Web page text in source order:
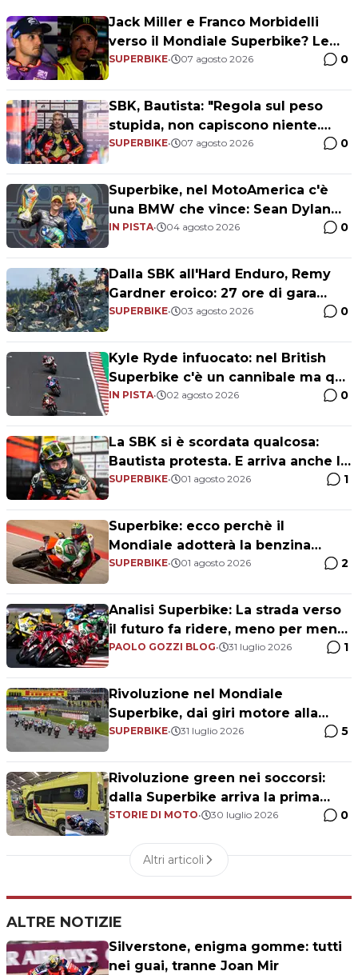
Jack Miller e Franco Morbidelli
verso il Mondiale Superbike? Le
risposte dei piloti
SUPERBIKE• 07 agosto 2026 0
SBK, Bautista: "Regola sul peso
stupida, non capiscono niente.
Futuro? Dipende dai risultati"
SUPERBIKE• 07 agosto 2026 0
Superbike, nel MotoAmerica c'è
una BMW che vince: Sean Dylan
Kelly sogna il titolo
IN PISTA• 04 agosto 2026 0
Dalla SBK all'Hard Enduro, Remy
Gardner eroico: 27 ore di gara
nella Red Bull Romaniacs
SUPERBIKE• 03 agosto 2026 0
Kyle Ryde infuocato: nel British
Superbike c'è un cannibale ma qui
si divertono tutti
IN PISTA• 02 agosto 2026 0
La SBK si è scordata qualcosa:
Bautista protesta. E arriva anche la
regola "anti-Marquez"
SUPERBIKE• 01 agosto 2026 1
Superbike: ecco perchè il
Mondiale adotterà la benzina
unica
SUPERBIKE• 01 agosto 2026 2
Analisi Superbike: La strada verso
il futuro fa ridere, meno per meno
farà più?
PAOLO GOZZI BLOG• 31 luglio 2026 1
Rivoluzione nel Mondiale
Superbike, dai giri motore alla
cilindrata: tutte le novità
SUPERBIKE• 31 luglio 2026 5
Rivoluzione green nei soccorsi:
dalla Superbike arriva la prima
ambulanza elettrica
STORIE DI MOTO• 30 luglio 2026 0
Altri articoli
ALTRE NOTIZIE
Silverstone, enigma gomme: tutti
nei guai, tranne Joan Mir